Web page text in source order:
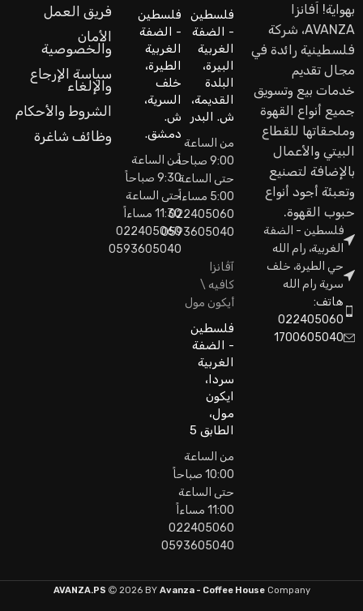
بهواية! اَفانزا
AVANZA، شركة
فلسطينية رائدة في
مجال تقديم
خدمات بيع وتسويق
جميع أنواع القهوة
وملحقاتها للقطاع
البيتي والأعمال
بالإضافة لتصنيع
وتعبئة أجود أنواع
حبوب القهوة.
فلسطين - الضفة
الغربية، رام الله
حي الطيرة، خلف
سرية رام الله
هاتف:
022405060
1700605040
فلسطين
- الضفة
الغربية
البيرة،
البلدة
القديمة،
ش. البدر
من الساعة
9:00 صباحاً
حتى الساعة
5:00 مساءاً
022405060
0593605040
فلسطين
- الضفة
الغربية
الطيرة،
خلف
السرية،
ش.
دمشق.
من الساعة
9:30 صباحاً
حتى الساعة
11:30 مساءاً
022405060
0593605040
آڤانزا
كافيه \
أيكون مول
فلسطين
- الضفة
الغربية
سردا،
ايكون
مول،
الطابق 5
من الساعة
10:00 صباحاً
حتى الساعة
11:00 مساءاً
0593605040
فريق العمل
الأمان
والخصوصية
سياسة الإرجاع
والإلغاء
الشروط والأحكام
وظائف شاغرة
AVANZA.PS 2026 BY Avanza - Coffee HouseCompany